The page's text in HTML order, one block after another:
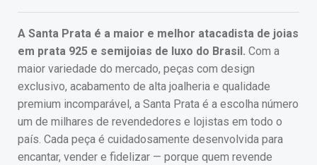
A Santa Prata é a maior e melhor atacadista de joias
em prata 925 e semijoias de luxo do Brasil. Com a
maior variedade do mercado, peças com design
exclusivo, acabamento de alta joalheria e qualidade
premium incomparável, a Santa Prata é a escolha número
um de milhares de revendedores e lojistas em todo o
país. Cada peça é cuidadosamente desenvolvida para
encantar, vender e fidelizar — porque quem revende